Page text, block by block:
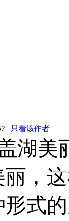
| 只看该作者
美
，
式